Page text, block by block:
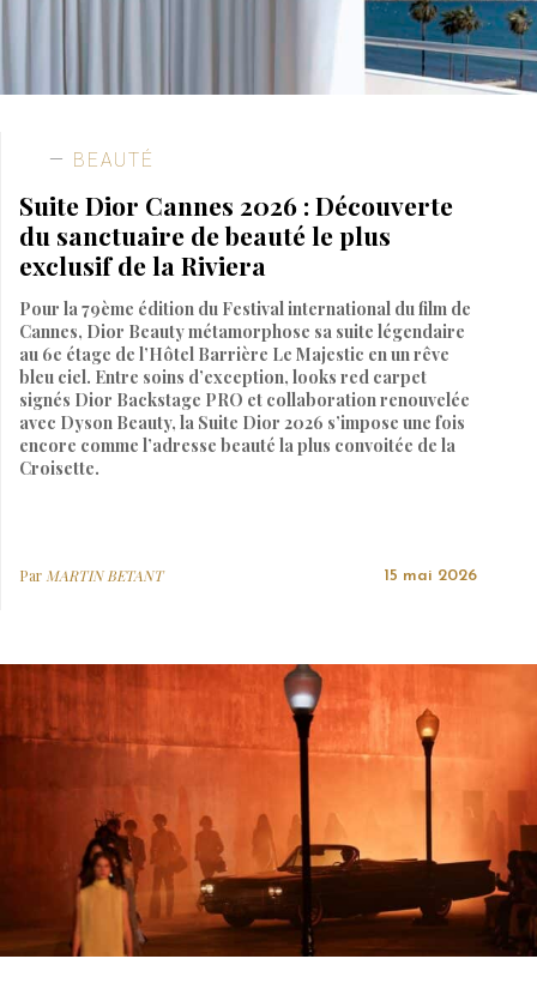
BEAUTÉ
Suite Dior Cannes 2026 : Découverte
du sanctuaire de beauté le plus
exclusif de la Riviera
Pour la 79ème édition du Festival international du film de
Cannes, Dior Beauty métamorphose sa suite légendaire
au 6e étage de l’Hôtel Barrière Le Majestic en un rêve
bleu ciel. Entre soins d’exception, looks red carpet
signés Dior Backstage PRO et collaboration renouvelée
avec Dyson Beauty, la Suite Dior 2026 s’impose une fois
encore comme l’adresse beauté la plus convoitée de la
Croisette.
Par MARTIN BETANT 15 mai 2026